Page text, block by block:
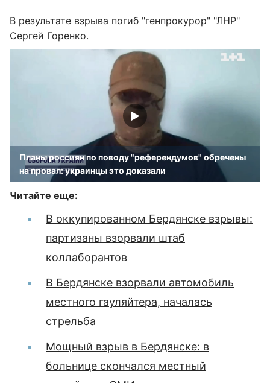
В результате взрыва погиб "генпрокурор" "ЛНР"
Сергей Горенко.
Планы россиян по поводу "референдумов" обречены
на провал: украинцы это доказали
Читайте еще:
В оккупированном Бердянске взрывы:
партизаны взорвали штаб
коллаборантов
В Бердянске взорвали автомобиль
местного гауляйтера, началась
стрельба
Мощный взрыв в Бердянске: в
больнице скончался местный